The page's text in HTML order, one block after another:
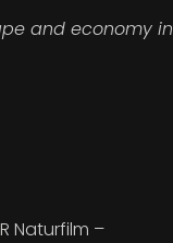
and economy in
Naturfilm –